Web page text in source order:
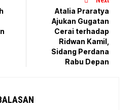
Atalia Praratya
Ajukan Gugatan
Cerai terhadap
Ridwan Kamil,
Sidang Perdana
Rabu Depan